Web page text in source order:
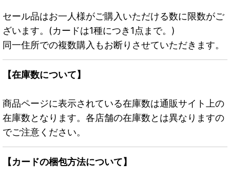
セール品はお一人様がご購入いただける数に限数がご
ざいます。(カードは1種につき1点まで。)
同一住所での複数購入もお断りさせていただきます。
【在庫数について】
商品ページに表示されている在庫数は通販サイト上の
在庫数となります。各店舗の在庫数とは異なりますの
でご注意ください。
【カードの梱包方法について】